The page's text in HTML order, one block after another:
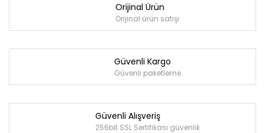
Orijinal Ürün
Orijinal ürün satışı
Güvenli Kargo
Güvenli paketleme
Güvenli Alışveriş
256bit SSL Sertifikası güvenlik